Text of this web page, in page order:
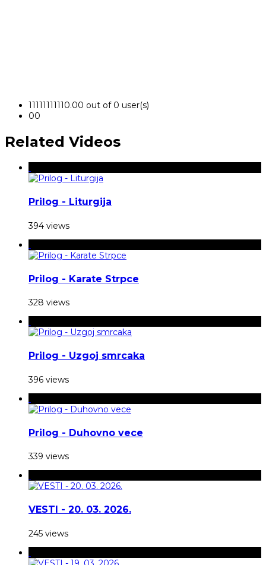
11111111110.00 out of 0 user(s)
00
Related Videos
Prilog - Liturgija
394 views
Prilog - Karate Strpce
328 views
Prilog - Uzgoj smrcaka
396 views
Prilog - Duhovno vece
339 views
VESTI - 20. 03. 2026.
245 views